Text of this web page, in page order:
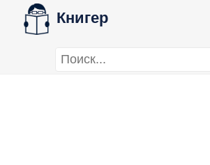
Книгер